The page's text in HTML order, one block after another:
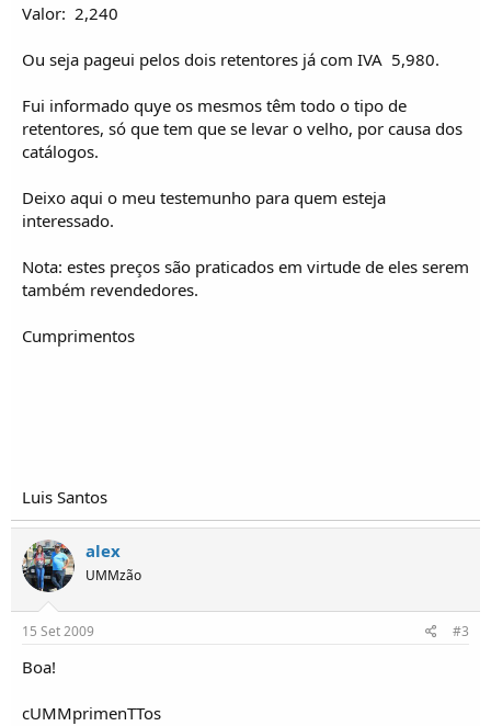
Valor:  2,240
Ou seja pageui pelos dois retentores já com IVA  5,980.
Fui informado quye os mesmos têm todo o tipo de
retentores, só que tem que se levar o velho, por causa dos
catálogos.
Deixo aqui o meu testemunho para quem esteja
interessado.
Nota: estes preços são praticados em virtude de eles serem
também revendedores.
Cumprimentos
Luis Santos
alex
UMMzão
15 Set 2009 #3
Boa!
cUMMprimenTTos